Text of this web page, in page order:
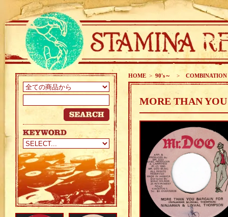
HOME > 90's～ > COMBINATION
MORE THAN